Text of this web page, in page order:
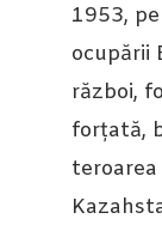
1953,
ocupării
război,
forțată,